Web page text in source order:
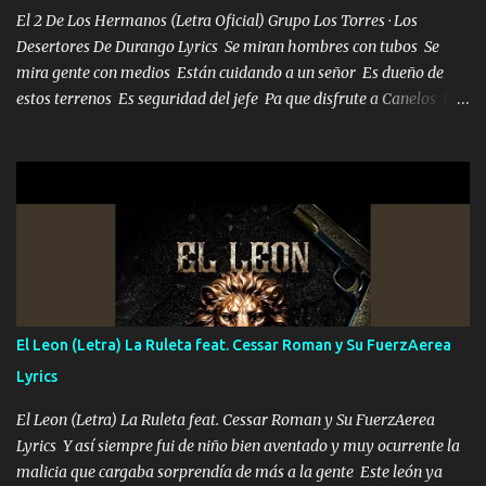
mueven solo por el interés P...
El 2 De Los Hermanos (Letra Oficial) Grupo Los Torres · Los
Desertores De Durango Lyrics Se miran hombres con tubos Se
mira gente con medios Están cuidando a un señor Es dueño de
estos terrenos Es seguridad del jefe Pa que disfrute a Canelos Es
ni tampoco las mujeres porque es platica de grandes por eso hay
que estar alegres doy las instrucciones para atender los deberes
Música Si es que salta algún problema de confianza tengo gente
ahí está el Hombre Cuarenta y también Pariente 7 arreglan
cualquier problema no más es cuestión que ordené NOS HACE
FALTA UN HERMANO DE CLAVE ERA EL 24 SIEMPRE FUE UN
HOMBRE VALIENTE POR ALGO M'URIÓ PELEAND0 SIEMPRE
VIO POR LA FAMILIA PARA QUE SIGA EL LEGADO Es el DOS de
los HERMANOS un cerebro inteligente y com...
El Leon (Letra) La Ruleta feat. Cessar Roman y Su FuerzAerea
Lyrics
El Leon (Letra) La Ruleta feat. Cessar Roman y Su FuerzAerea
Lyrics Y así siempre fui de niño bien aventado y muy ocurrente la
malicia que cargaba sorprendía de más a la gente Este león ya